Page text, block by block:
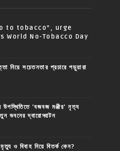
to tobacco”, urge
World No-Tobacco Day
নিয়ে সচেতনতার প্রচারে পড়ুয়ারা
উপস্থিতিতে 'বজবজ মঞ্জীর' নৃত্য
ভবনের দ্বারোদ্ঘাটন
ও বিবাহ নিয়ে বিতর্ক কেন?